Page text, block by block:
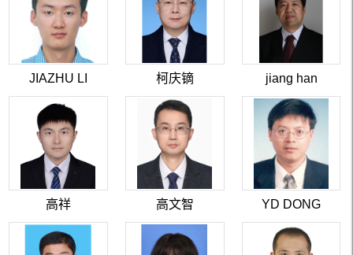
JIAZHU LI 柯庆镝 jiang han
高祥 高文智 YD DONG